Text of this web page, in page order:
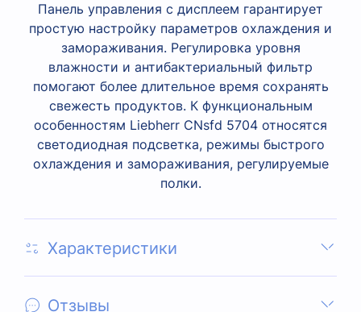
Панель управления с дисплеем гарантирует
простую настройку параметров охлаждения и
замораживания. Регулировка уровня
влажности и антибактериальный фильтр
помогают более длительное время сохранять
свежесть продуктов. К функциональным
особенностям Liebherr CNsfd 5704 относятся
светодиодная подсветка, режимы быстрого
охлаждения и замораживания, регулируемые
полки.
Характеристики
Отзывы